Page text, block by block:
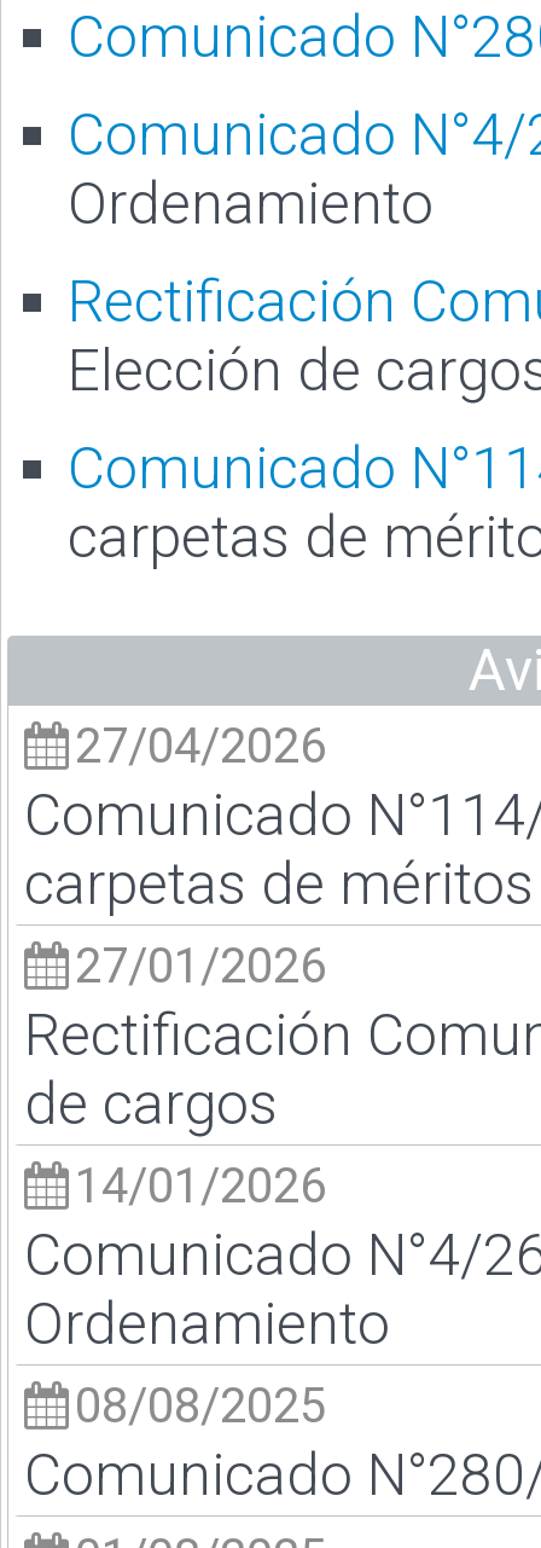
Comunicado
Comunicado
Ordenamiento
Rectificación
Elección de
Comunicado
carpetas de
27/04/2026
Comunicado
carpetas de méritos
27/01/2026
Rectificación
de cargos
14/01/2026
Comunicado N°4/
Ordenamiento
08/08/2025
Comunicado